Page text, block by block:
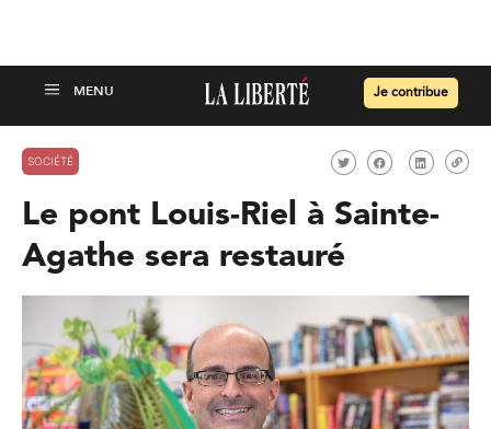
Je contribue
SOCIÉTÉ
Le pont Louis-Riel à Sainte-
Agathe sera restauré